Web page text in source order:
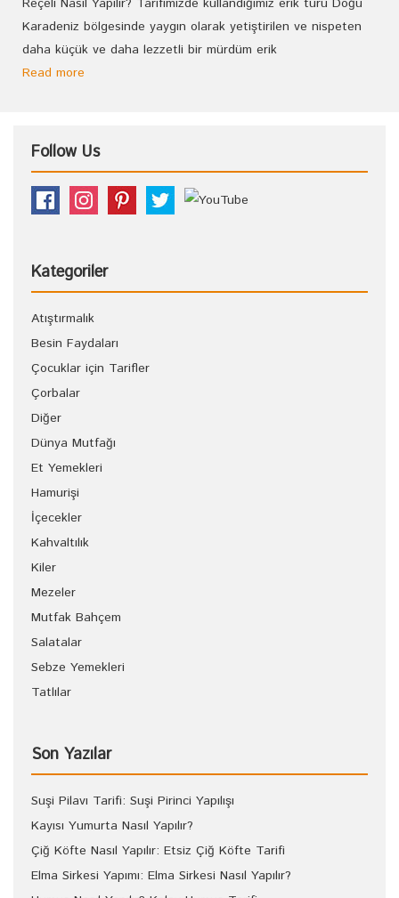
Reçeli Nasıl Yapılır? Tarifimizde kullandığımız erik türü Doğu
Karadeniz bölgesinde yaygın olarak yetiştirilen ve nispeten
daha küçük ve daha lezzetli bir mürdüm erik
Read more
Follow Us
Kategoriler
Atıştırmalık
Besin Faydaları
Çocuklar için Tarifler
Çorbalar
Diğer
Dünya Mutfağı
Et Yemekleri
Hamurişi
İçecekler
Kahvaltılık
Kiler
Mezeler
Mutfak Bahçem
Salatalar
Sebze Yemekleri
Tatlılar
Son Yazılar
Suşi Pilavı Tarifi: Suşi Pirinci Yapılışı
Kayısı Yumurta Nasıl Yapılır?
Çiğ Köfte Nasıl Yapılır: Etsiz Çiğ Köfte Tarifi
Elma Sirkesi Yapımı: Elma Sirkesi Nasıl Yapılır?